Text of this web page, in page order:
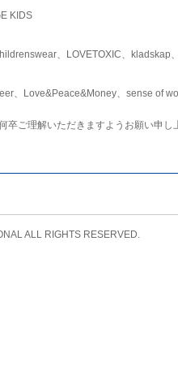
KIDS
、LOVETOXIC、kladskap
、Love&Peace&Money、sense of
ご理解いただきますようお願い申し